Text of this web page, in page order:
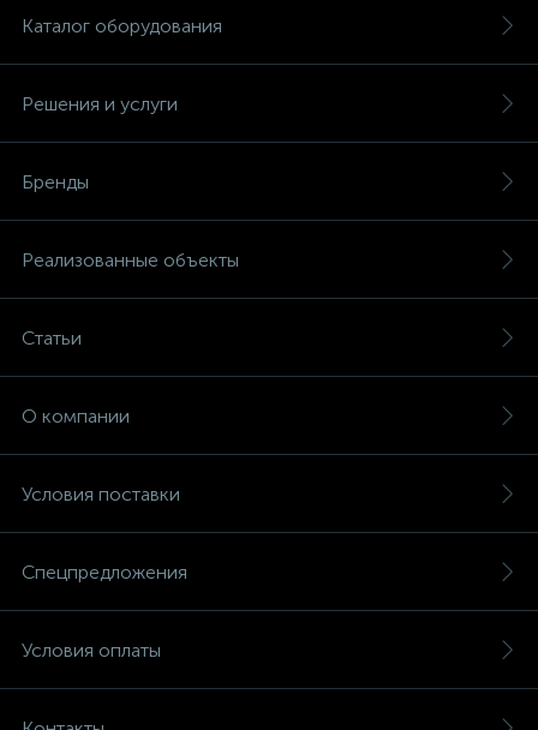
Каталог оборудования
Решения и услуги
Бренды
Реализованные объекты
Статьи
О компании
Условия поставки
Спецпредложения
Условия оплаты